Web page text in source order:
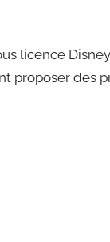
licence
proposer des